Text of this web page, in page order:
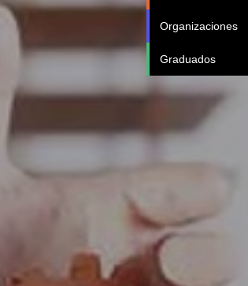
Organizaciones
Graduados